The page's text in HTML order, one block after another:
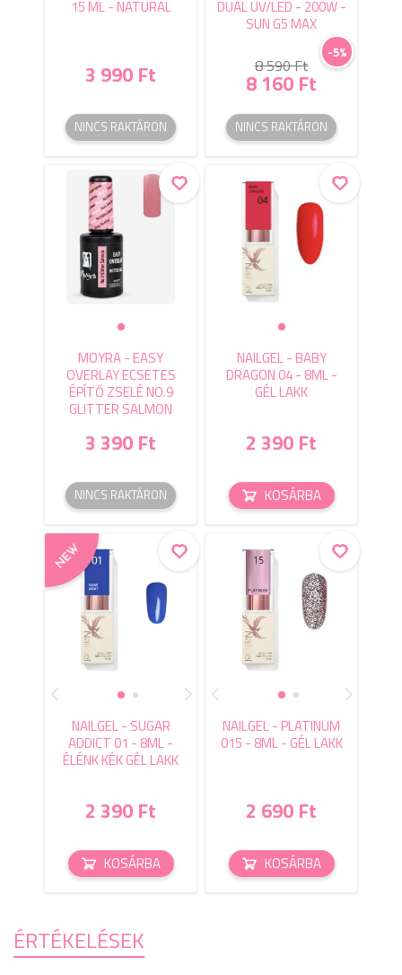
15 ML - NATURAL
3 990 Ft
NINCS RAKTÁRON
-5%
DUAL UV/LED - 200W -
SUN G5 MAX
8 590 Ft
8 160 Ft
NINCS RAKTÁRON
MOYRA - EASY
OVERLAY ECSETES
ÉPÍTŐ ZSELÉ NO.9
GLITTER SALMON
3 390 Ft
NINCS RAKTÁRON
NAILGEL - BABY
DRAGON 04 - 8ML -
GÉL LAKK
2 390 Ft
KOSÁRBA
NAILGEL - SUGAR
ADDICT 01 - 8ML -
ÉLÉNK KÉK GÉL LAKK
2 390 Ft
KOSÁRBA
NAILGEL - PLATINUM
015 - 8ML - GÉL LAKK
2 690 Ft
KOSÁRBA
ÉRTÉKELÉSEK